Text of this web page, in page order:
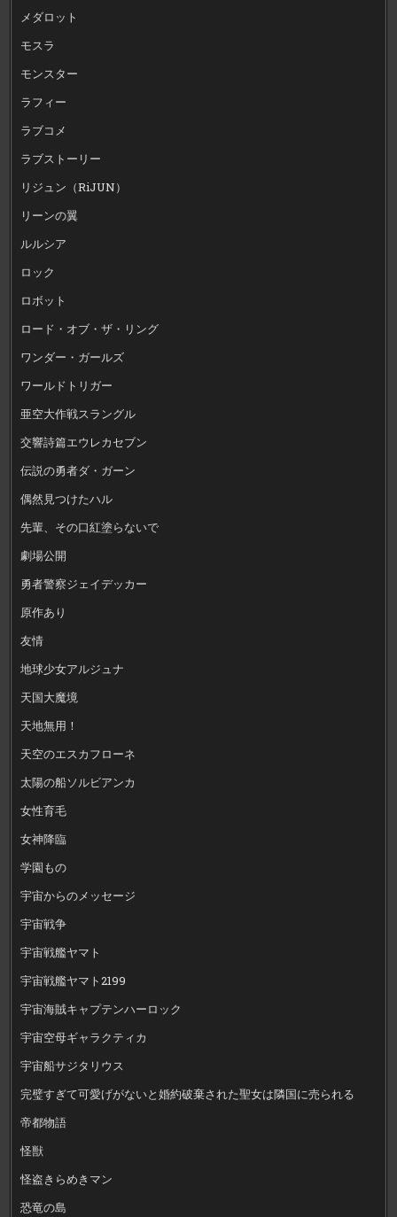
メダロット
モスラ
モンスター
ラフィー
ラブコメ
ラブストーリー
リジュン（RiJUN）
リーンの翼
ルルシア
ロック
ロボット
ロード・オブ・ザ・リング
ワンダー・ガールズ
ワールドトリガー
亜空大作戦スラングル
交響詩篇エウレカセブン
伝説の勇者ダ・ガーン
偶然見つけたハル
先輩、その口紅塗らないで
劇場公開
勇者警察ジェイデッカー
原作あり
友情
地球少女アルジュナ
天国大魔境
天地無用！
天空のエスカフローネ
太陽の船ソルビアンカ
女性育毛
女神降臨
学園もの
宇宙からのメッセージ
宇宙戦争
宇宙戦艦ヤマト
宇宙戦艦ヤマト2199
宇宙海賊キャプテンハーロック
宇宙空母ギャラクティカ
宇宙船サジタリウス
完璧すぎて可愛げがないと婚約破棄された聖女は隣国に売られる
帝都物語
怪獣
怪盗きらめきマン
恐竜の島